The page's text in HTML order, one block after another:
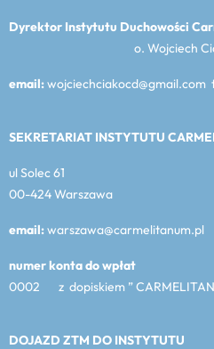
Dyrektor Instytutu Duchowości
o. Wojciech Ciak
email:wojciechciakocd@gmail.com
SEKRETARIAT INSTYTUTU
ul Solec 61
00-424 Warszawa
email:warszawa@carmelitanum.pl
numer konta do
0002 z dopiskiem ”
DOJAZD ZTM DO INSTYTUTU